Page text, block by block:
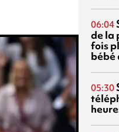
06:04
de la
fois
bébé
05:30